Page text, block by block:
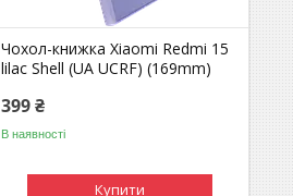
Чохол-книжка Xiaomi Redmi 15
lilac Shell (UA UCRF) (169mm)
399 ₴
В наявності
Купити